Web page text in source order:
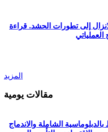
إلى تطورات الحشد. قراءة
المزيد
مقالات يومية
الشاملة والاندماج